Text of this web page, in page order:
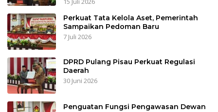
Perkuat Tata Kelola Aset, Pemerintah
Sampaikan Pedoman Baru
7 Juli 2026
DPRD Pulang Pisau Perkuat Regulasi
Daerah
30 Juni 2026
Penguatan Fungsi Pengawasan Dewan